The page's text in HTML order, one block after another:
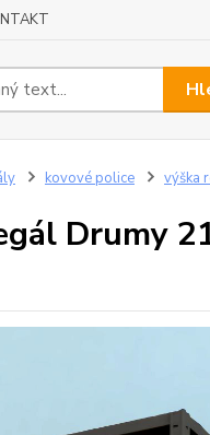
kovové police výška
Drumy